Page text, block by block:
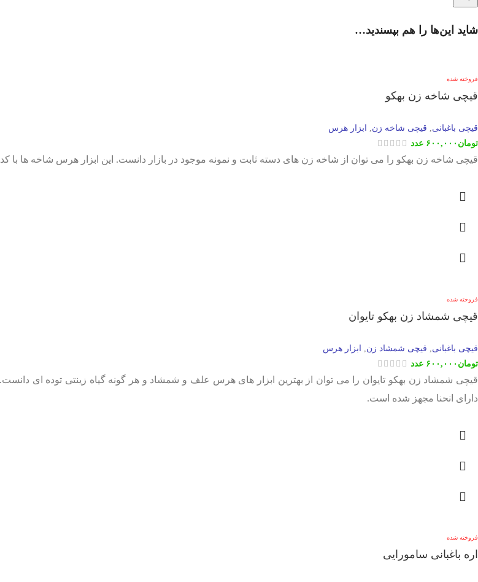
شاید این‌ها را هم بپسندید…
فروخته شده
قیچی شاخه زن بهکو
قیچی باغبانی, قیچی شاخه زن, ابزار هرس
تومان ۶۰۰,۰۰۰ عدد
قیچی شاخه زن بهکو را می توان از شاخه زن های دسته ثابت و نمونه موجود در بازار دانست. این ابزار هرس شاخه ها با کد 018KB طولی معادل 73 سانتی متر و وزنی در حدود 1100 گرم دارد.
فروخته شده
قیچی شمشاد زن بهکو تایوان
قیچی باغبانی قیچی شمشاد زن ابزار هرس
تومان ۶۰۰,۰۰۰ عدد
دارای انحنا مجهز شده است.
فروخته شده
اره باغبانی سامورایی